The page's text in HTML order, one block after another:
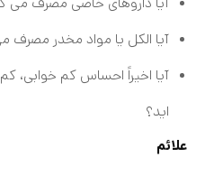
آیا الکل یا مواد مخدر مصرف
آیا اخیراً احساس کم خوابی،
اید؟
علائم